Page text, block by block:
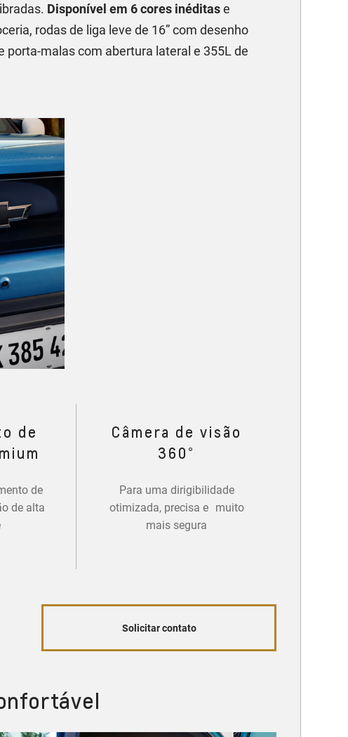
Disponível em 6 cores inéditase
rodas de liga leve de 16” com desenho
porta-malas com abertura lateral e 355L de
de
de
de alta
Câmera de visão
360°
Para uma dirigibilidade
otimizada, precisa e muito
mais segura
Solicitar contato